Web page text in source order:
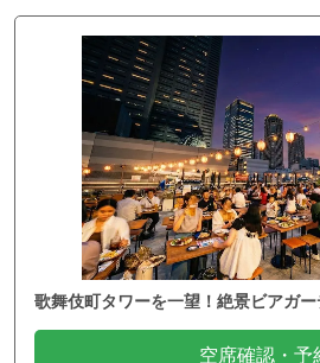
歌舞伎町タワーを一望！絶景ビアガ
空席確認・予